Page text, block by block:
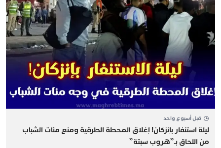
قبل أسبوع واحد
​ليلة استنفار بإنزكان! إغلاق المحطة الطرقية ومنع مئات الشباب
من اللحاق بـ”هروب سبتة”